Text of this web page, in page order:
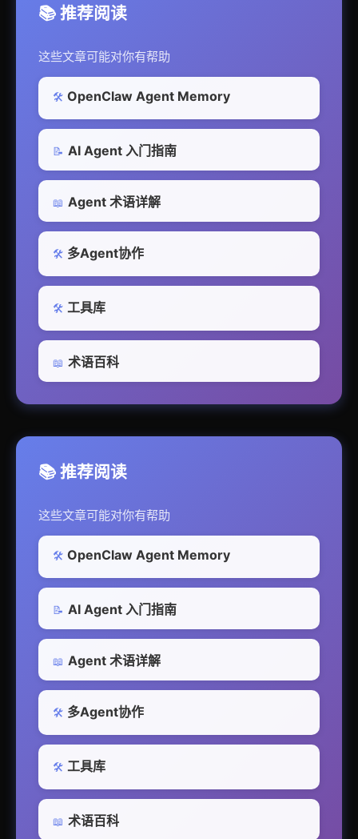
📚 推荐阅读
这些文章可能对你有帮助
🛠️ OpenClaw Agent Memory
📝 AI Agent 入门指南
📖 Agent 术语详解
🛠️ 多Agent协作
🛠️ 工具库
📖 术语百科
📚 推荐阅读
这些文章可能对你有帮助
🛠️ OpenClaw Agent Memory
📝 AI Agent 入门指南
📖 Agent 术语详解
🛠️ 多Agent协作
🛠️ 工具库
📖 术语百科